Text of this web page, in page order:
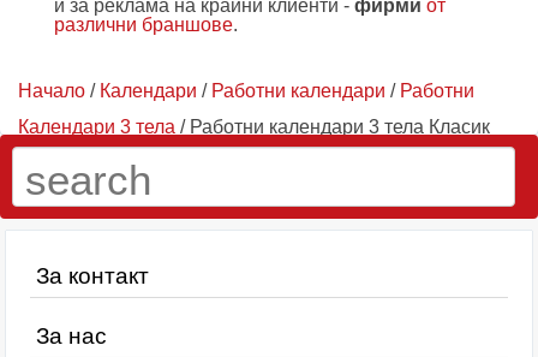
и за реклама на крайни клиенти - фирми от
различни браншове.
Начало / Календари / Работни календари / Работни
Календари 3 тела / Работни календари 3 тела Класик
За контакт
За нас